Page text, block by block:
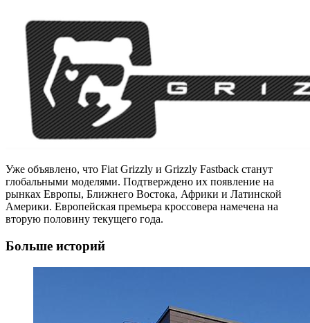
Уже объявлено, что Fiat Grizzly и Grizzly Fastback станут
глобальными моделями. Подтверждено их появление на
рынках Европы, Ближнего Востока, Африки и Латинской
Америки. Европейская премьера кроссовера намечена на
вторую половину текущего года.
Больше историй